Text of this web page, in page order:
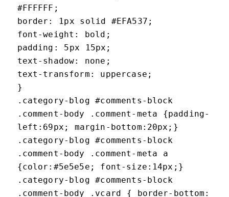
#FFFFFF;
border: 1px solid #EFA537;
font-weight: bold;
padding: 5px 15px;
text-shadow: none;
text-transform: uppercase;
}
.category-blog #comments-block
.comment-body .comment-meta {padding-
left:69px; margin-bottom:20px;}
.category-blog #comments-block
.comment-body .comment-meta a
{color:#5e5e5e; font-size:14px;}
.category-blog #comments-block
.comment-body .vcard { border-bottom: